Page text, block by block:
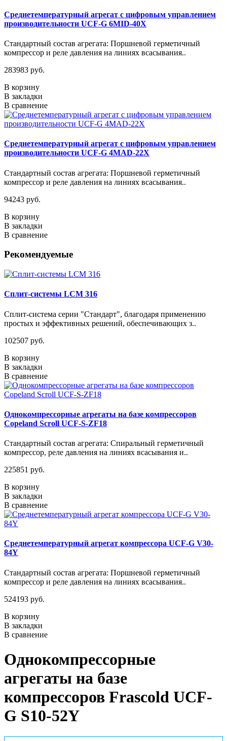
Среднетемпературный агрегат с цифровым управлением
производительности UCF-G 6MID-40X
Стандартный состав агрегата: Поршневой герметичный
компрессор и реле давления на линиях всасывания..
283983 руб.
В корзину
В закладки
В сравнение
Среднетемпературный агрегат с цифровым управлением
производительности UCF-G 4МАD-22Х
Стандартный состав агрегата: Поршневой герметичный
компрессор и реле давления на линиях всасывания..
94243 руб.
В корзину
В закладки
В сравнение
Рекомендуемые
Сплит-системы LCM 316
Сплит-система серии "Стандарт", благодаря применению
простых и эффективных решений, обеспечивающих з..
102507 руб.
В корзину
В закладки
В сравнение
Однокомпрессорные агрегаты на базе компрессоров
Copeland Scroll UCF-S-ZF18
Стандартный состав агрегата: Спиральный герметичный
компрессор, реле давления на линиях всасывания и..
225851 руб.
В корзину
В закладки
В сравнение
Среднетемпературный агрегат компрессора UCF-G V30-
84Y
Стандартный состав агрегата: Поршневой герметичный
компрессор и реле давления на линиях всасывания..
524193 руб.
В корзину
В закладки
В сравнение
Однокомпрессорные
агрегаты на базе
компрессоров Frascold UCF-
G S10-52Y